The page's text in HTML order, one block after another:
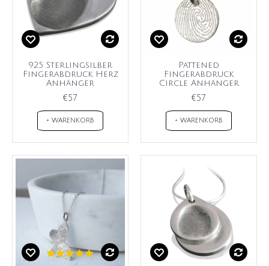
925 Sterlingsilber
Fingerabdruck Herz
Anhänger
€57
+ WARENKORB
Pattened
Fingerabdruck
Circle Anhänger
€57
+ WARENKORB